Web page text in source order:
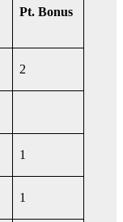
Pt. Bonus
2
1
1